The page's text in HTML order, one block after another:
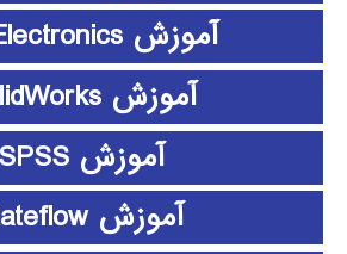
آموزش SimElectronics
آموزش SolidWorks
آموزش SPSS
آموزش stateflow